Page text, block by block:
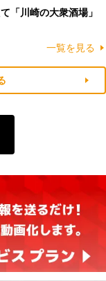
「川崎の大衆酒場」
一覧を見る